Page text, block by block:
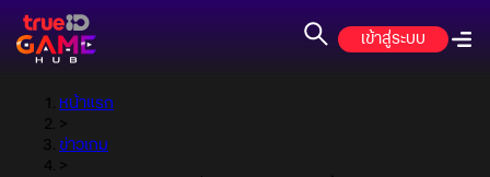
เข้าสู่ระบบ
หน้าแรก
>
ข่าวเกม
>